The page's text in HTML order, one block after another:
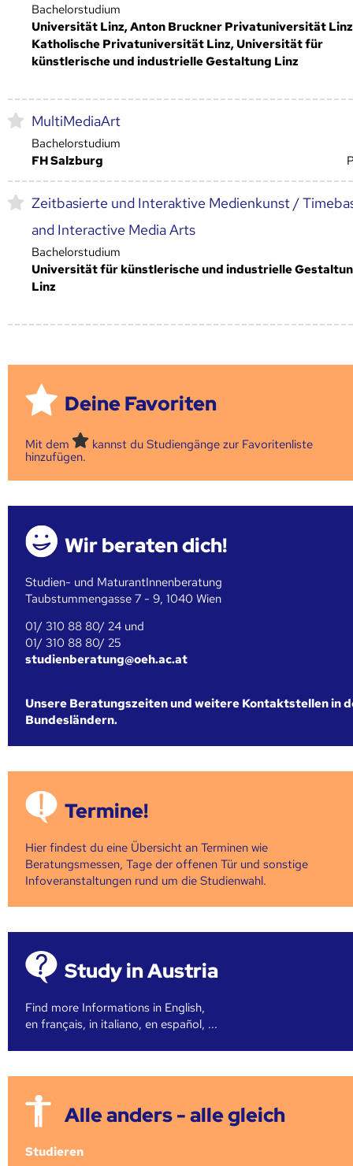
Bachelorstudium
Universität Linz, Anton Bruckner Privatuniversität
Katholische Privatuniversität Linz, Universität für
künstlerische und industrielle Gestaltung Linz
MultiMediaArt
Bachelorstudium
FH Salzburg
Zeitbasierte und Interaktive Medienkunst /
and Interactive Media Arts
Bachelorstudium
Universität für künstlerische und industrielle
Linz
Deine Favoriten
Mit dem
kannst du Studiengänge zur Favoritenliste
hinzufügen.
Wir beraten dich!
Studien- und MaturantInnenberatung
Taubstummengasse 7 - 9, 1040 Wien
01/ 310 88 80/ 24 und
01/ 310 88 80/ 25
studienberatung@oeh.ac.at
Unsere Beratungszeiten und weitere Kontaktstellen in
Bundesländern.
Termine!
Hier findest du eine Übersicht an Terminen wie
Beratungsmessen, Tage der offenen Tür und sonstige
Infoveranstaltungen rund um die Studienwahl.
Study in Austria
Find more Informations in English,
en français, in italiano, en español, ...
Alle anders - alle gleich
Studieren